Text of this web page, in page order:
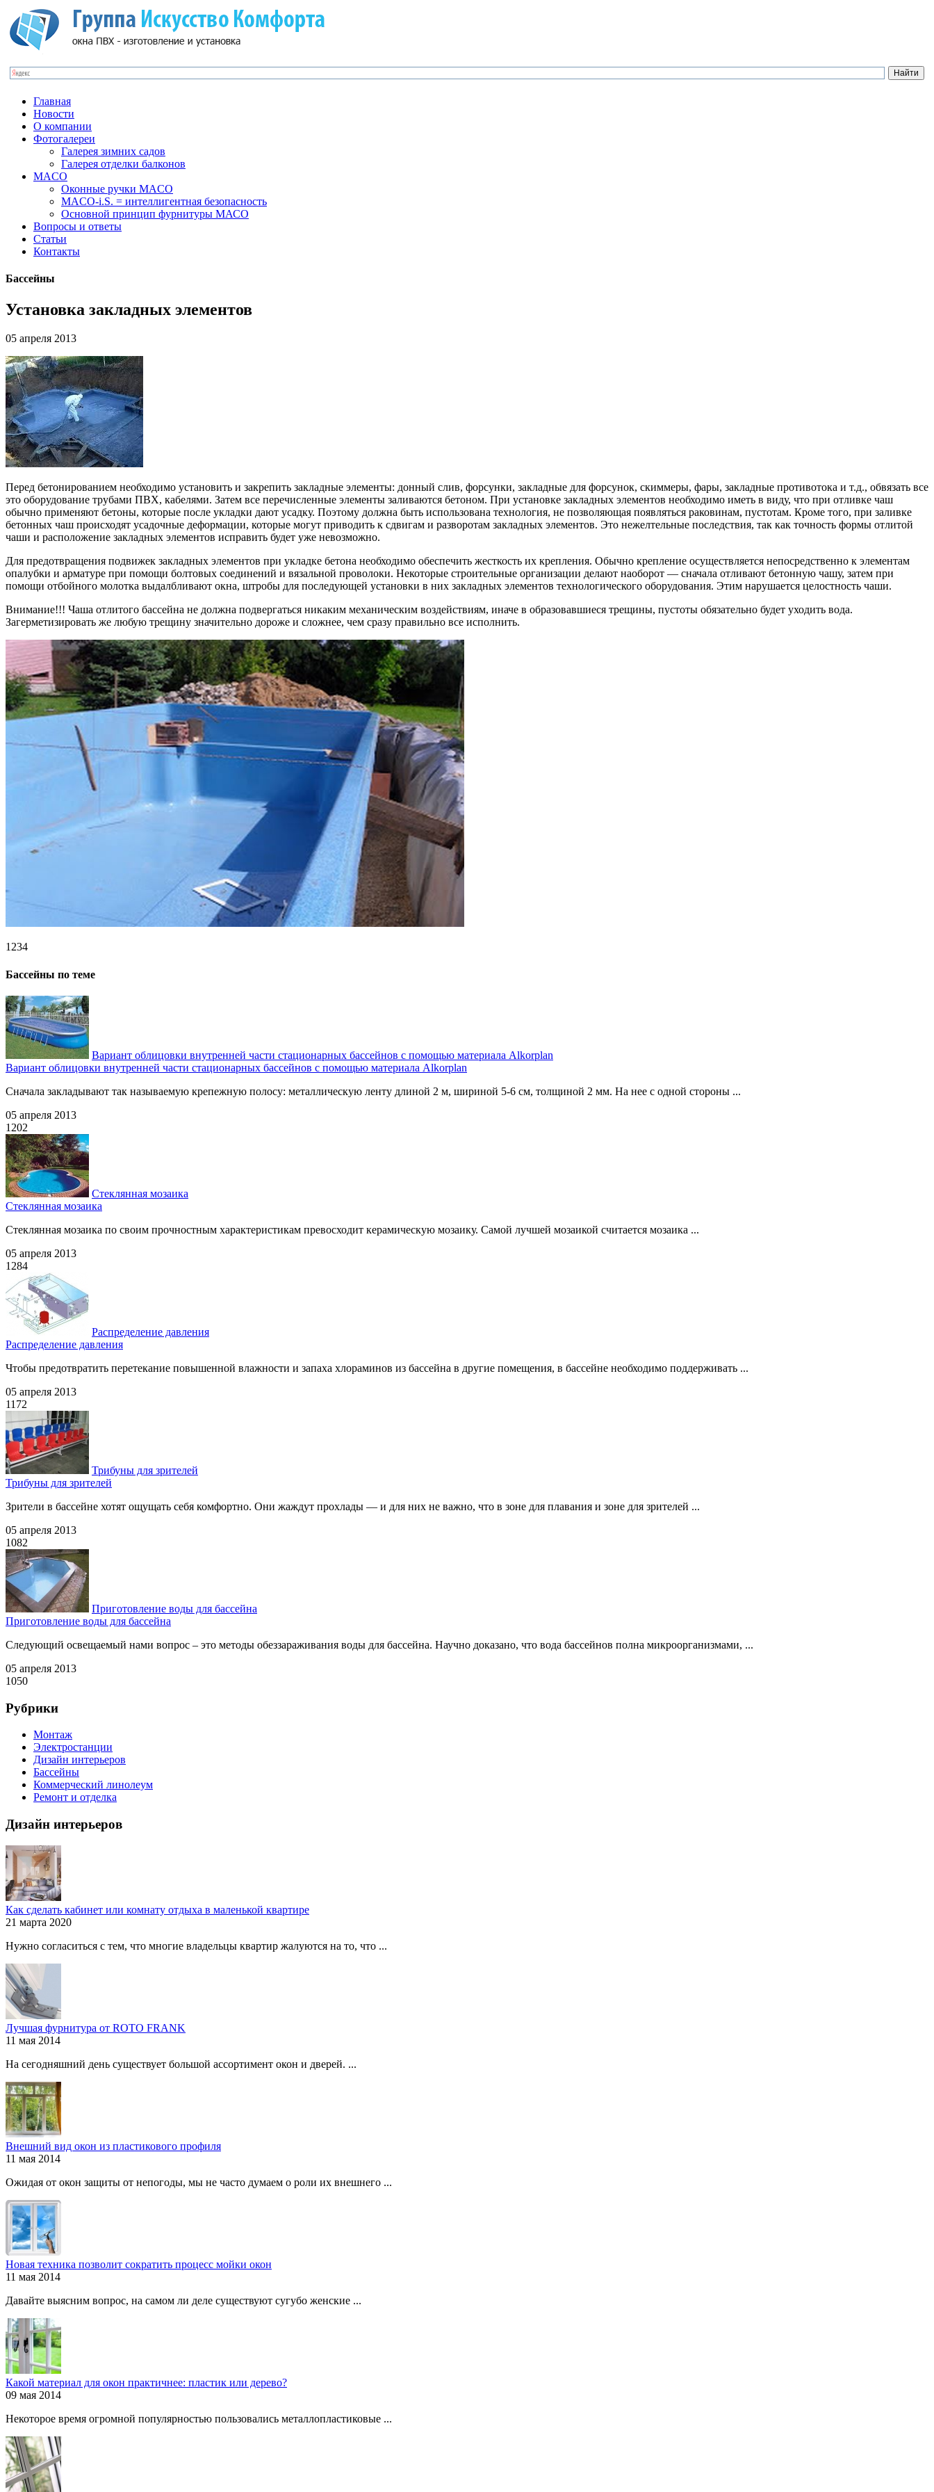
Главная
Новости
О компании
Фотогалереи
Галерея зимних садов
Галерея отделки балконов
MACO
Оконные ручки MACO
MACO-i.S. = интеллигентная безопасность
Основной принцип фурнитуры МАСО
Вопросы и ответы
Статьи
Контакты
Бассейны
Установка закладных элементов
05 апреля 2013
Перед бетонированием необходимо установить и закрепить закладные элементы: донный слив, форсунки, закладные для форсунок, скиммеры, фары, закладные противотока и т.д., обвязать все
это оборудование трубами ПВХ, кабелями. Затем все перечисленные элементы заливаются бетоном. При установке закладных элементов необходимо иметь в виду, что при отливке чаш
обычно применяют бетоны, которые после укладки дают усадку. Поэтому должна быть использована технология, не позволяющая появляться раковинам, пустотам. Кроме того, при заливке
бетонных чаш происходят усадочные деформации, которые могут приводить к сдвигам и разворотам закладных элементов. Это нежел­тельные последствия, так как точность формы отлитой
чаши и расположение закладных элементов исправить будет уже невозможно.
Для предотвращения подвижек закладных элементов при укладке бетона необходимо обеспечить жесткость их крепления. Обычно крепление осуществляется непосредственно к элементам
опалубки и арматуре при помощи болтовых соединений и вязальной проволоки. Некоторые строительные организации делают наоборот — сначала отливают бетонную чашу, затем при
помощи отбойного молотка выдалбливают окна, штробы для последующей установки в них закладных элементов технологического оборудования. Этим нарушается целостность чаши.
Внимание!!! Чаша отлитого бассейна не должна подвергаться никаким механическим воздействиям, иначе в образовавшиеся трещины, пустоты обязательно будет уходить вода.
Загерметизировать же любую трещину значительно дороже и сложнее, чем сразу правильно все исполнить.
1234
Бассейны по теме
Вариант облицовки внутренней части стационарных бассейнов с помощью материала Alkorplan
Вариант облицовки внутренней части стационарных бассейнов с помощью материала Alkorplan
Сначала закладывают так называемую крепежную полосу: металлическую ленту длиной 2 м, шириной 5-6 см, толщиной 2 мм. На нее с одной стороны ...
05 апреля 2013
1202
Стеклянная мозаика
Стеклянная мозаика
Стеклянная мозаика по своим прочностным характеристикам превосходит керамическую мозаику. Самой лучшей мозаикой считается мозаика ...
05 апреля 2013
1284
Распределение давления
Распределение давления
Чтобы предотвратить перетекание повышенной влажности и запаха хлораминов из бассейна в другие помещения, в бассейне необходимо поддерживать ...
05 апреля 2013
1172
Трибуны для зрителей
Трибуны для зрителей
Зрители в бассейне хотят ощущать себя комфортно. Они жаждут прохлады — и для них не важно, что в зоне для плавания и зоне для зрителей ...
05 апреля 2013
1082
Приготовление воды для бассейна
Приготовление воды для бассейна
Следующий освещаемый нами вопрос – это методы обеззараживания воды для бассейна. Научно доказано, что вода бассейнов полна микроорганизмами, ...
05 апреля 2013
1050
Рубрики
Монтаж
Электростанции
Дизайн интерьеров
Бассейны
Коммерческий линолеум
Ремонт и отделка
Дизайн интерьеров
Как сделать кабинет или комнату отдыха в маленькой квартире
21 марта 2020
Нужно согласиться с тем, что многие владельцы квартир жалуются на то, что ...
Лучшая фурнитура от ROTO FRANK
11 мая 2014
На сегодняшний день существует большой ассортимент окон и дверей. ...
Внешний вид окон из пластикового профиля
11 мая 2014
Ожидая от окон защиты от непогоды, мы не часто думаем о роли их внешнего ...
Новая техника позволит сократить процесс мойки окон
11 мая 2014
Давайте выясним вопрос, на самом ли деле существуют сугубо женские ...
Какой материал для окон практичнее: пластик или дерево?
09 мая 2014
Некоторое время огромной популярностью пользовались металлопластиковые ...